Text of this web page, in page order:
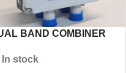
BAND COMBINER
In stock